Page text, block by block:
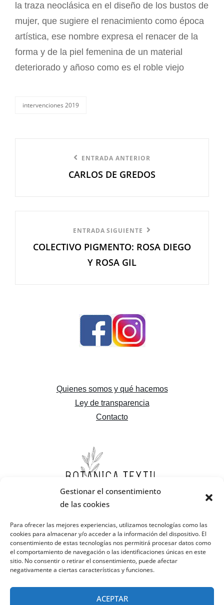
Gestionar el consentimiento
de las cookies
Para ofrecer las mejores experiencias, utilizamos tecnologías como las
cookies para almacenar y/o acceder a la información del dispositivo. El
consentimiento de estas tecnologías nos permitirá procesar datos como
el comportamiento de navegación o las identificaciones únicas en este
sitio. No consentir o retirar el consentimiento, puede afectar
negativamente a ciertas características y funciones.
ACEPTAR
la traza neoclásica en el diseño de los bustos de
mujer, que sugiere el renacimiento como época
artística, ese nombre expresa el renacer de la
forma y de la piel femenina de un material
deteriorado y añoso como es el roble viejo
intervenciones 2019
ENTRADA ANTERIOR
CARLOS DE GREDOS
siguiente
ENTRADA SIGUIENTE
COLECTIVO PIGMENTO: ROSA DIEGO
Y ROSA GIL
Quienes somos y qué hacemos
Ley de transparencia
Contacto